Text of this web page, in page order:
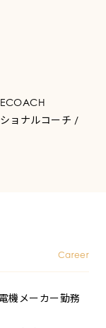
ョナルコーチ /
Career
機メーカー勤務